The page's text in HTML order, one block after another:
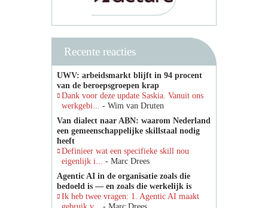
Recente reacties
UWV: arbeidsmarkt blijft in 94 procent
van de beroepsgroepen krap
Dank voor deze update Saskia. Vanuit ons
werkgebi... - Wim van Druten
Van dialect naar ABN: waarom Nederland
een gemeenschappelijke skillstaal nodig
heeft
Definieer wat een specifieke skill nou
eigenlijk i... - Marc Drees
Agentic AI in de organisatie zoals die
bedoeld is — en zoals die werkelijk is
Ik heb twee vragen: 1. Agentic AI maakt